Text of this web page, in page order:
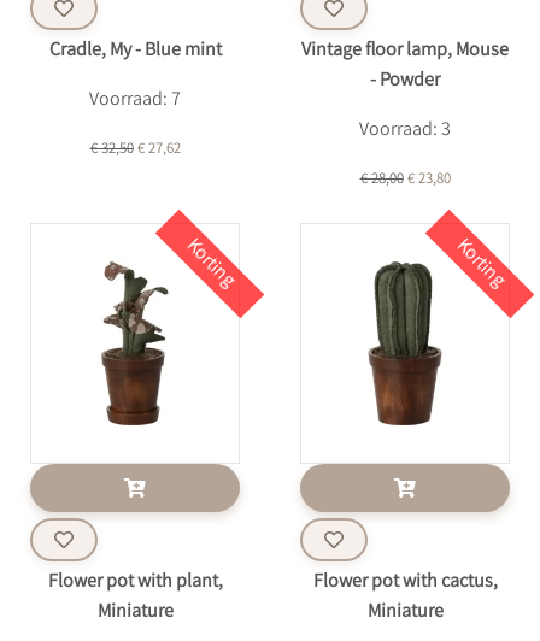
Cradle, My - Blue mint
Voorraad: 7
€ 32,50€ 27,62
Vintage floor lamp, Mouse
- Powder
Voorraad: 3
€ 28,00€ 23,80
Korting
Flower pot with plant,
Miniature
Korting
Flower pot with cactus,
Miniature